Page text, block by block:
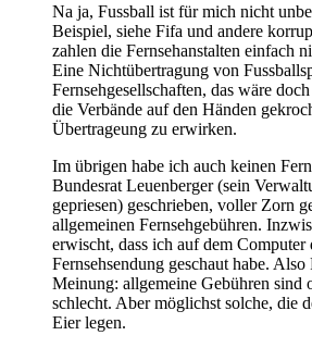
Na ja, Fussball ist für mich nicht
Beispiel, siehe Fifa und andere
zahlen die Fernsehanstalten einfach
Eine Nichtübertragung von
Fernsehgesellschaften, das wäre
die Verbände auf den Händen
Übertrageung zu erwirken.
Im übrigen habe ich auch keinen
Bundesrat Leuenberger (sein
gepriesen) geschrieben, voller Zorn
allgemeinen Fernsehgebühren.
erwischt, dass ich auf dem Computer
Fernsehsendung geschaut habe.
Meinung: allgemeine Gebühren sind
schlecht. Aber möglichst solche, die
Eier legen.